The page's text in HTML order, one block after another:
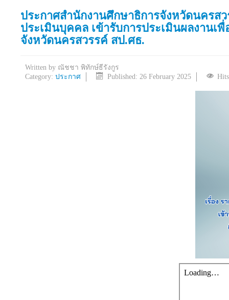
ประกาศสำนักงานศึกษาธิการจังหวัดนครส
ประเมินบุคคล เข้ารับการประเมินผลงานเ
จังหวัดนครสวรรค์ สป.ศธ.
Written by ณัชชา พิทักษ์ธีรังกูร
Category: ประกาศ Published: 26 February 2025